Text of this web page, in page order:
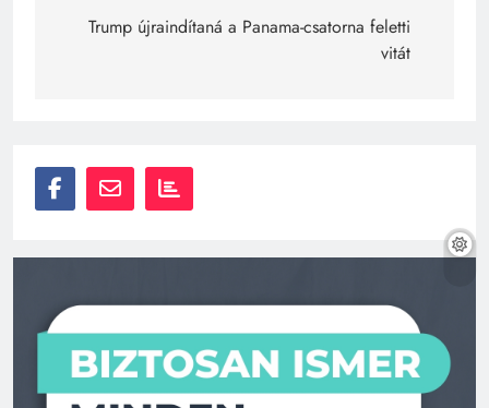
navigáció
Trump újraindítaná a Panama-csatorna feletti
vitát